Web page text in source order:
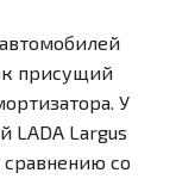
присущий
У
LADA Largus
со